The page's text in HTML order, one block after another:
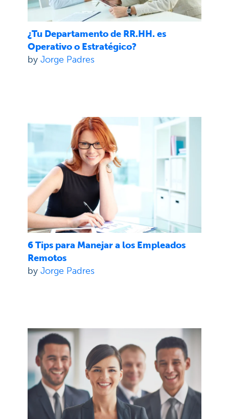
¿Tu Departamento de RR.HH. es
Operativo o Estratégico?
by Jorge Padres
6 Tips para Manejar a los Empleados
Remotos
by Jorge Padres